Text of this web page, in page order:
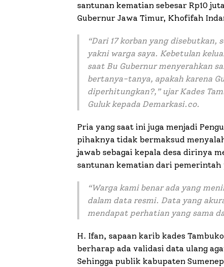
santunan kematian sebesar Rp10
Gubernur Jawa Timur, Khofifah
“Dari 17 korban yang disebutkan,
yakni warga saya. Kebetulan
saat Bu Gubernur menyerahkan
bertanya-tanya, apakah karena
diperhitungkan?,” ujar Kades
Guluk kepada Demarkasi.co.
Pria yang saat ini juga menjadi
pihaknya tidak bermaksud
jawab sebagai kepala desa dirinya
santunan kematian dari pemerintah
“Warga kami benar ada yang
dalam data resmi. Data yang
mendapat perhatian yang sama
H. Ifan, sapaan karib kades
berharap ada validasi data ulang
Sehingga publik kabupaten